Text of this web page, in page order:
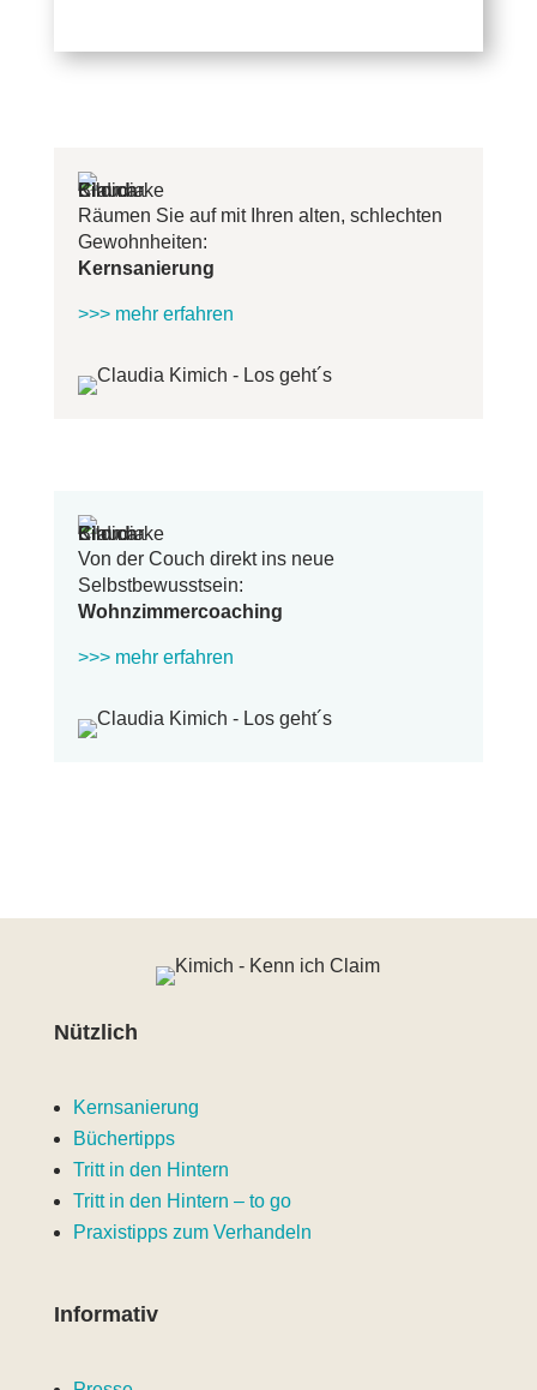
Räumen Sie auf mit Ihren alten, schlechten
Gewohnheiten:
Kernsanierung
>>> mehr erfahren
Von der Couch direkt ins neue
Selbstbewusstsein:
Wohnzimmercoaching
>>> mehr erfahren
Nützlich
Kernsanierung
Büchertipps
Tritt in den Hintern
Tritt in den Hintern – to go
Praxistipps zum Verhandeln
Informativ